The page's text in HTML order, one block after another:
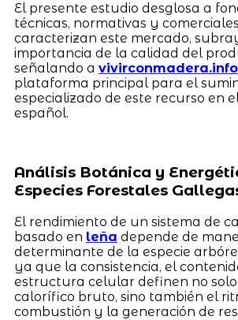
El presente estudio desglosa a
técnicas, normativas y
caracterizan este mercado,
importancia de la calidad del
señalando a vivirconmadera.info
plataforma principal para el
especializado de este recurso en
español.
Análisis Botánica y
Especies Forestales
El rendimiento de un sistema de
basado en leña depende de
determinante de la especie
ya que la consistencia, el
estructura celular definen no
calorífico bruto, sino también el
combustión y la generación de